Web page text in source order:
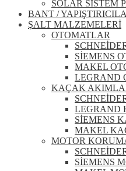
SOLAR SİSTEM
BANT /
ŞALT MALZEMELERİ
OTOMATLAR
SİEMENS
MAKEL
LEGRAND
KAÇAK
LEGRAND
SİEMENS
MAKEL
MOTOR
SİEMENS